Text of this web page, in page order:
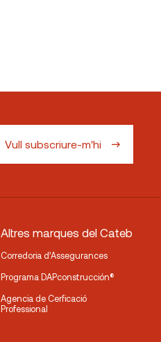
Vull subscriure-m'hi
Altres marques del Cateb
Corredoria d’Assegurances
Programa DAPconstrucción®
Agencia de Cerficació
Professional